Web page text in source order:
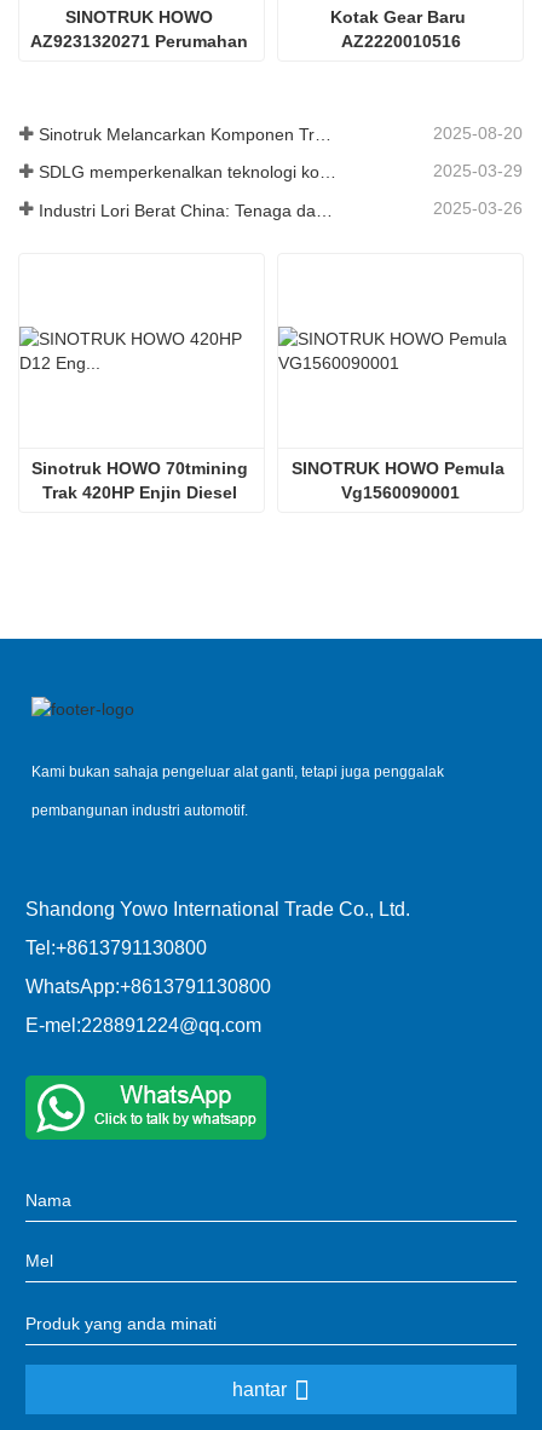
SINOTRUK HOWO
AZ9231320271 Perumahan
Kotak Gear Baru
AZ2220010516
2025-08-20
SDLG memperkenalkan teknologi komponen trak generasi akan datang untuk meningkatkan kecekapan logistik global 2025-03-29
2025-03-26
Sinotruk HOWO 70tmining
Trak 420HP Enjin Diesel
SINOTRUK HOWO Pemula
Vg1560090001
Kami bukan sahaja pengeluar alat ganti, tetapi juga penggalak
pembangunan industri automotif.
Shandong Yowo International Trade Co., Ltd.
Tel:+8613791130800
WhatsApp:+8613791130800
E-mel:228891224@qq.com
hantar